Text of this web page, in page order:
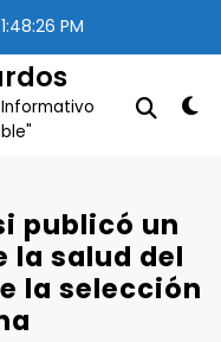
1:48:26 PM
Informativo
publicó un
la salud del
la selección